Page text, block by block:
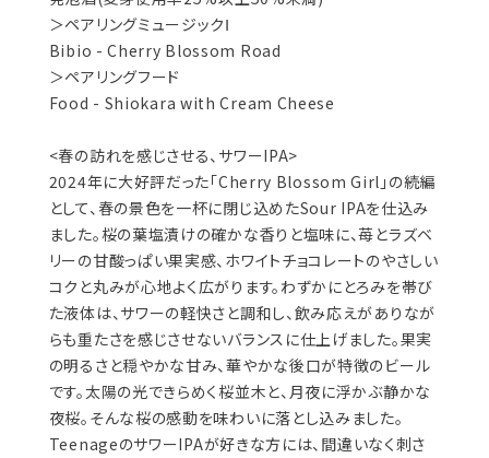
＞ペアリングミュージックⅠ
Bibio - Cherry Blossom Road
＞ペアリングフード
Food - Shiokara with Cream Cheese
<春の訪れを感じさせる、サワーIPA>
2024年に大好評だった「Cherry Blossom Girl」の続編
として、春の景色を一杯に閉じ込めたSour IPAを仕込み
ました。桜の葉塩漬けの確かな香りと塩味に、苺とラズベ
リーの甘酸っぱい果実感、ホワイトチョコレートのやさしい
コクと丸みが心地よく広がります。わずかにとろみを帯び
た液体は、サワーの軽快さと調和し、飲み応えがありなが
らも重たさを感じさせないバランスに仕上げました。果実
の明るさと穏やかな甘み、華やかな後口が特徴のビール
です。太陽の光できらめく桜並木と、月夜に浮かぶ静かな
夜桜。そんな桜の感動を味わいに落とし込みました。
TeenageのサワーIPAが好きな方には、間違いなく刺さ